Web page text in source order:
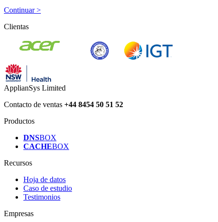
Continuar >
Clientas
ApplianSys Limited
Contacto de ventas +44 8454 50 51 52
Productos
DNSBOX
CACHEBOX
Recursos
Hoja de datos
Caso de estudio
Testimonios
Empresas